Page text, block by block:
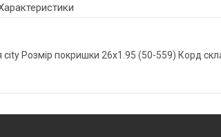
Розмір покришки 26x1.95 (50-559) Корд